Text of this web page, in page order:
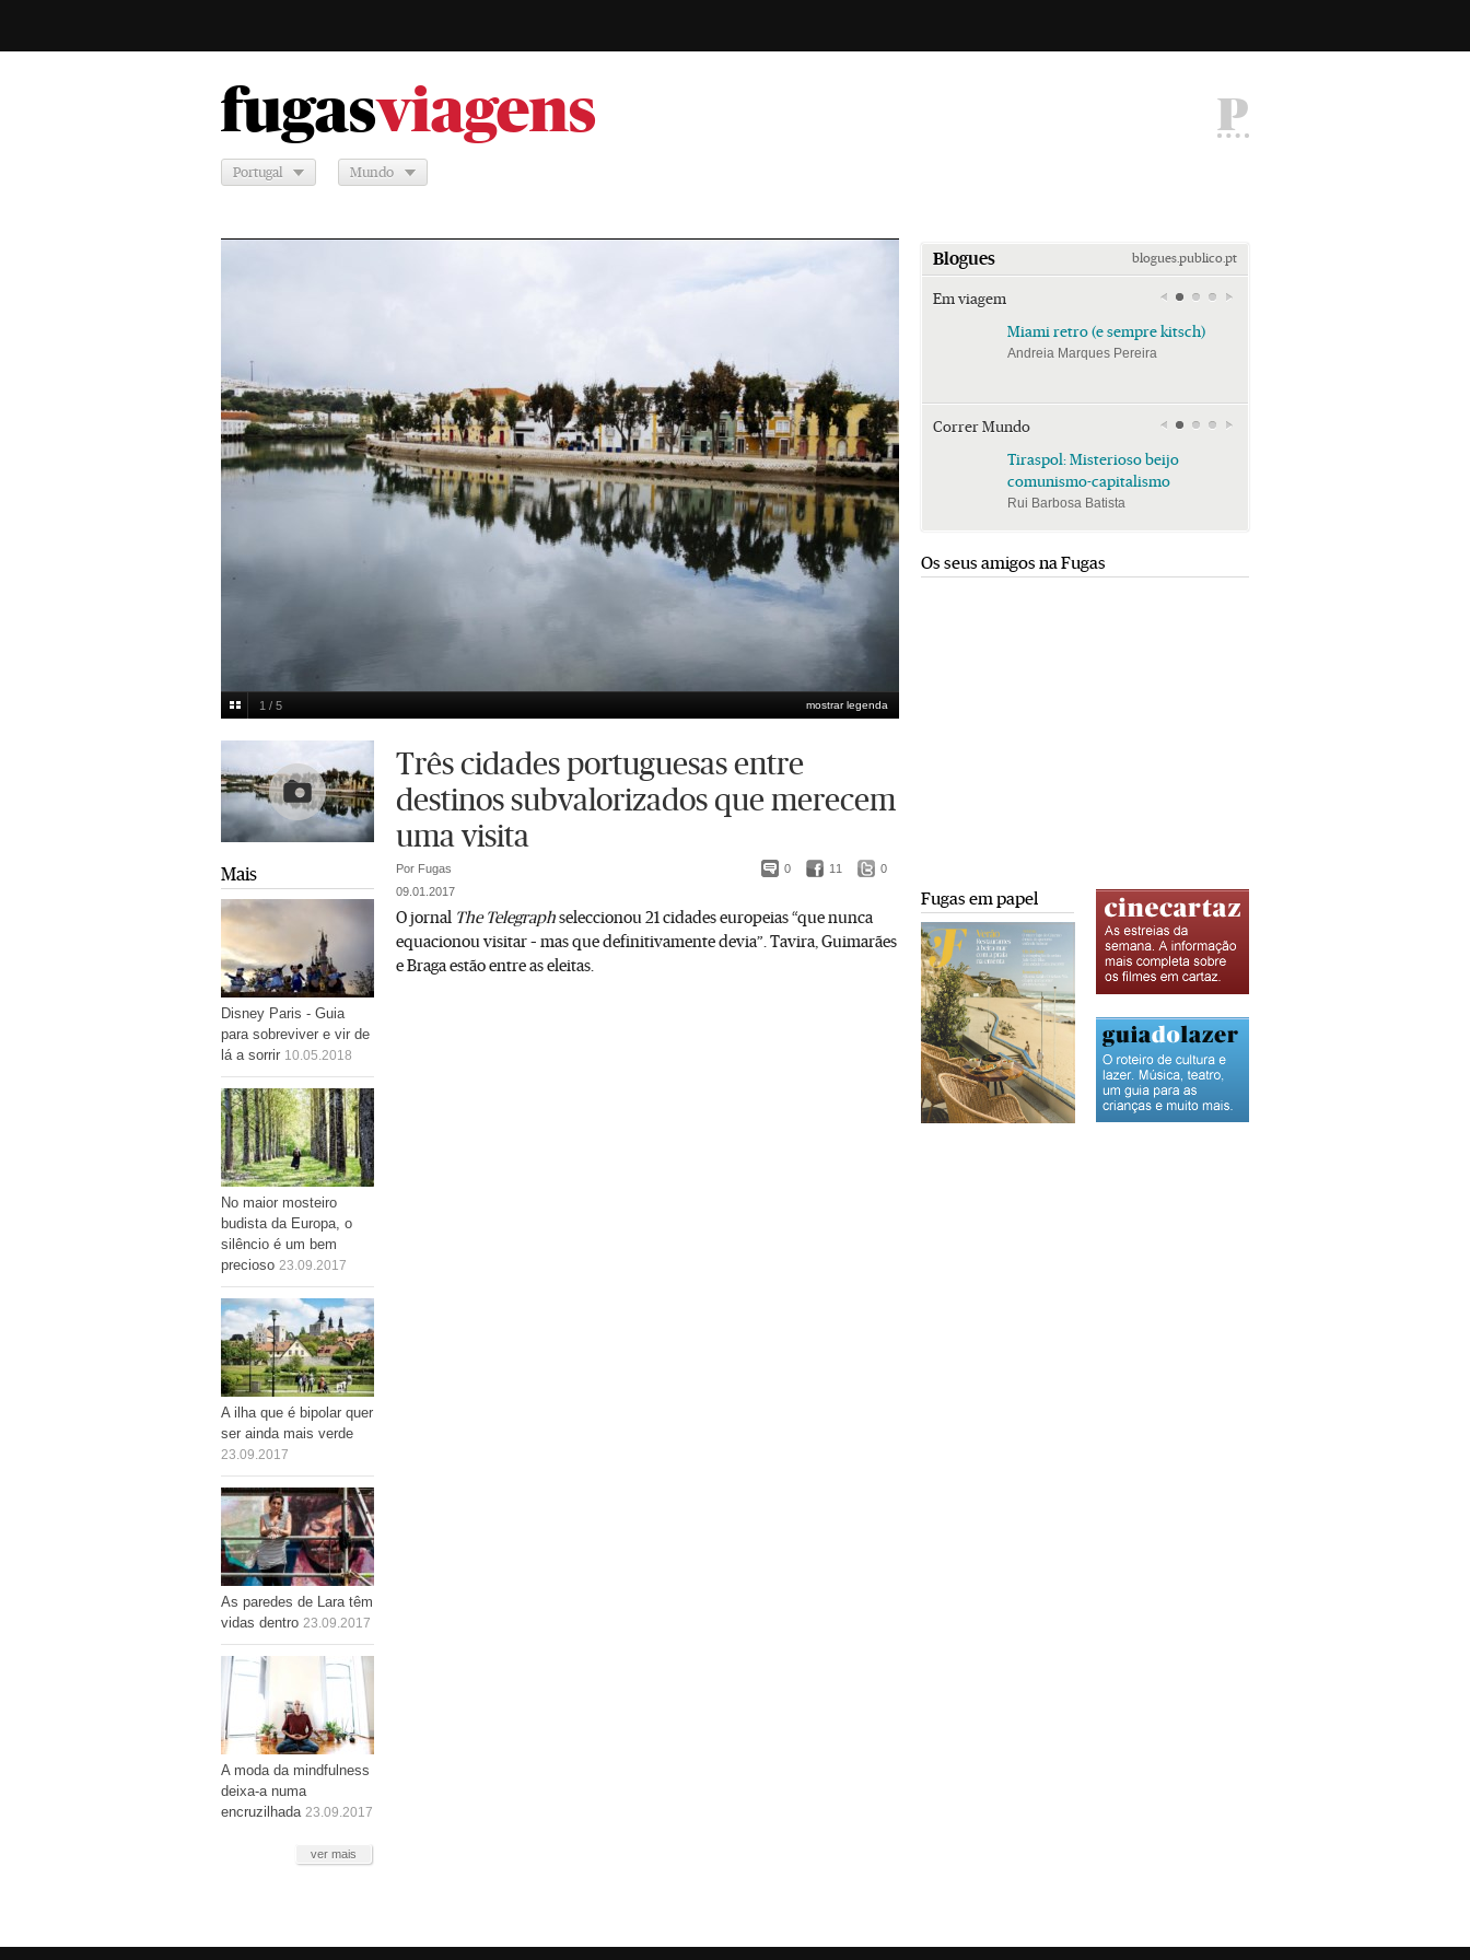
fugasviagens P
Portugal Mundo
Em Tavira ainda é possível ter "um vislumbre do que era o Algarve antes do turismo de massas” Enric Vives-Rubio
mostrar legenda
1 / 5
Mais
Disney Paris - Guia
para sobreviver e vir de
lá a sorrir 10.05.2018
No maior mosteiro
budista da Europa, o
silêncio é um bem
precioso 23.09.2017
A ilha que é bipolar quer
ser ainda mais verde
23.09.2017
As paredes de Lara têm
vidas dentro 23.09.2017
A moda da mindfulness
deixa-a numa
encruzilhada 23.09.2017
ver mais
Três cidades portuguesas entre
destinos subvalorizados que merecem
uma visita
0 11 0
Por Fugas
09.01.2017
O jornal The Telegraphseleccionou 21 cidades europeias “que nunca
equacionou visitar – mas que definitivamente devia”. Tavira, Guimarães
e Braga estão entre as eleitas.
Blogues blogues.publico.pt
Em viagem
Miami retro (e sempre kitsch)
Andreia Marques Pereira
Correr Mundo
Tiraspol: Misterioso beijo
comunismo-capitalismo
Rui Barbosa Batista
Os seus amigos na Fugas
Fugas em papel